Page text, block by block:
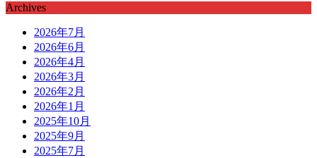
Archives
2026年7月
2026年6月
2026年4月
2026年3月
2026年2月
2026年1月
2025年10月
2025年9月
2025年7月